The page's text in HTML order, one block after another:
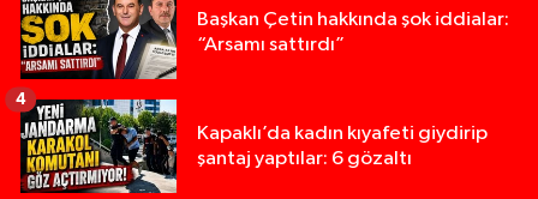
Başkan Çetin hakkında şok iddialar:
“Arsamı sattırdı”
Kapaklı’da kadın kıyafeti giydirip
şantaj yaptılar: 6 gözaltı
4